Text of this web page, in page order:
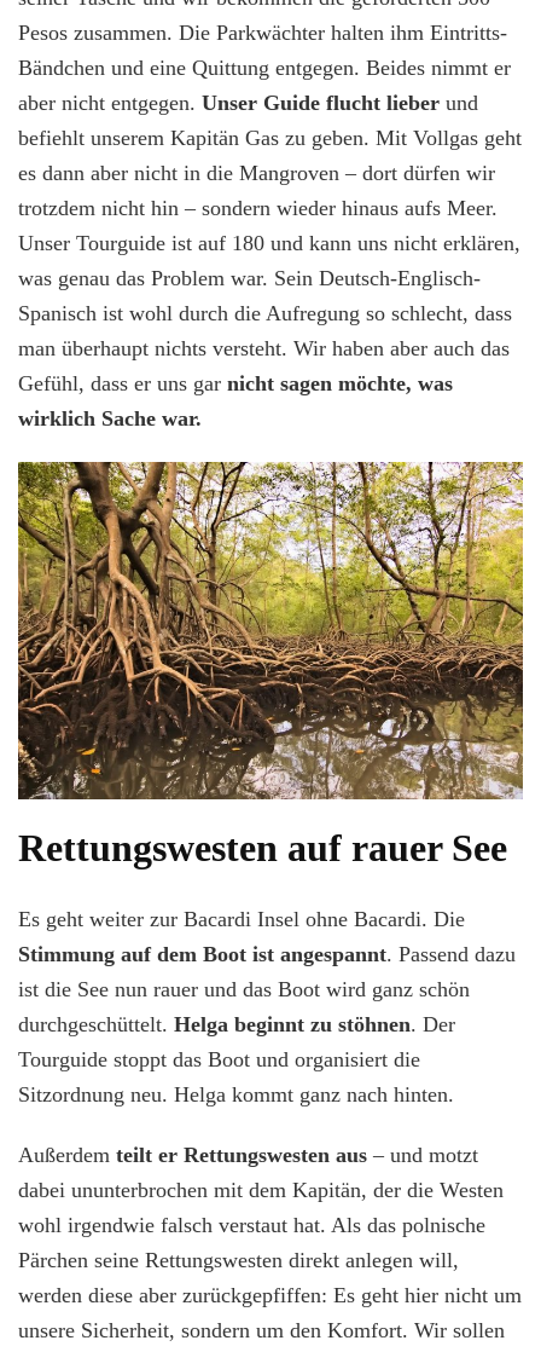
Pesos zusammen. Die Parkwächter halten ihm Eintritts-
Bändchen und eine Quittung entgegen. Beides nimmt er
aber nicht entgegen. Unser Guide flucht lieber und
befiehlt unserem Kapitän Gas zu geben. Mit Vollgas geht
es dann aber nicht in die Mangroven – dort dürfen wir
trotzdem nicht hin – sondern wieder hinaus aufs Meer.
Unser Tourguide ist auf 180 und kann uns nicht erklären,
was genau das Problem war. Sein Deutsch-Englisch-
Spanisch ist wohl durch die Aufregung so schlecht, dass
man überhaupt nichts versteht. Wir haben aber auch das
Gefühl, dass er uns gar nicht sagen möchte, was
wirklich Sache war.
Rettungswesten auf rauer See
Es geht weiter zur Bacardi Insel ohne Bacardi. Die
Stimmung auf dem Boot ist angespannt. Passend dazu
ist die See nun rauer und das Boot wird ganz schön
durchgeschüttelt. Helga beginnt zu stöhnen. Der
Tourguide stoppt das Boot und organisiert die
Sitzordnung neu. Helga kommt ganz nach hinten.
Außerdem teilt er Rettungswesten aus – und motzt
dabei ununterbrochen mit dem Kapitän, der die Westen
wohl irgendwie falsch verstaut hat. Als das polnische
Pärchen seine Rettungswesten direkt anlegen will,
werden diese aber zurückgepfiffen: Es geht hier nicht um
unsere Sicherheit, sondern um den Komfort. Wir sollen